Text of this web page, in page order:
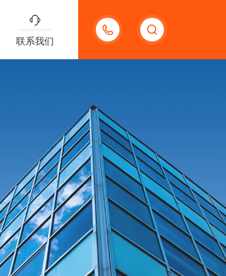
13191957898
联系我们